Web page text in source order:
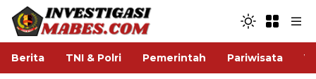
Berita TNI & Polri Pemerintah Pariwisata